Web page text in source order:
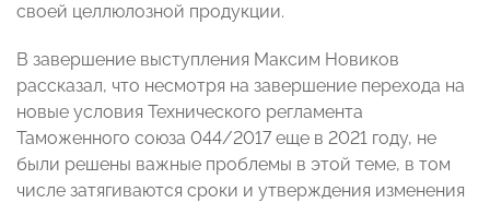
своей целлюлозной продукции.
В завершение выступления Максим Новиков
рассказал, что несмотря на завершение перехода на
новые условия Технического регламента
Таможенного союза 044/2017 еще в 2021 году, не
были решены важные проблемы в этой теме, в том
числе затягиваются сроки и утверждения изменения